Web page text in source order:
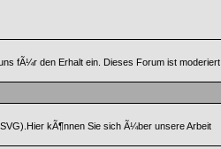
fÃ¼r den Erhalt ein. Dieses Forum ist moderiert,
kÃ¶nnen Sie sich Ã¼ber unsere Arbeit